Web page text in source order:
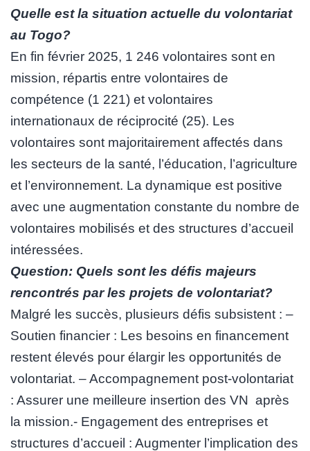
Quelle est la situation actuelle du volontariat
au Togo?
En fin février 2025, 1 246 volontaires sont en
mission, répartis entre volontaires de
compétence (1 221) et volontaires
internationaux de réciprocité (25). Les
volontaires sont majoritairement affectés dans
les secteurs de la santé, l’éducation, l’agriculture
et l’environnement. La dynamique est positive
avec une augmentation constante du nombre de
volontaires mobilisés et des structures d’accueil
intéressées.
Question: Quels sont les défis majeurs
rencontrés par les projets de volontariat?
Malgré les succès, plusieurs défis subsistent : –
Soutien financier : Les besoins en financement
restent élevés pour élargir les opportunités de
volontariat. – Accompagnement post-volontariat
: Assurer une meilleure insertion des VN après
la mission.- Engagement des entreprises et
structures d’accueil : Augmenter l’implication des